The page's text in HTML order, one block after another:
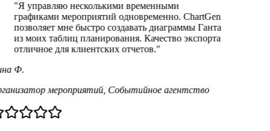
"Я управляю несколькими временными
графиками мероприятий одновременно. ChartGen
позволяет мне быстро создавать диаграммы Ганта
из моих таблиц планирования. Качество экспорта
отличное для клиентских отчетов."
Ф.
мероприятий, Событийное агентство